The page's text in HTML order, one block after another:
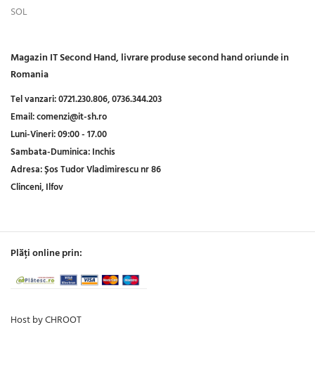
SOL
Magazin IT Second Hand, livrare produse second hand oriunde in
Romania
Tel vanzari:0721.230.806,0736.344.203
Email:comenzi@it-sh.ro
Luni-Vineri:09:00 - 17.00
Sambata-Duminica:Inchis
Adresa:Șos Tudor Vladimirescu nr 86
Clinceni, Ilfov
Plăți online prin:
Host by CHROOT